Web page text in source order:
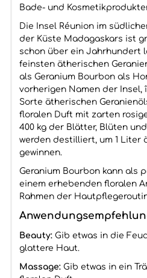
Bade- und
Die Insel Réunion im
der Küste Madagaskars ist
schon über ein Jahrhundert
feinsten ätherischen
als Geranium Bourbon als
vorherigen Namen der Insel,
Sorte ätherischen
floralen Duft mit zarten
400 kg der Blätter, Blüten
werden destilliert, um 1 Liter
gewinnen.
Geranium Bourbon kann als
einem erhebenden floralen
Rahmen der
Beauty: Gib etwas in die
glattere Haut.
Massage: Gib etwas in ein